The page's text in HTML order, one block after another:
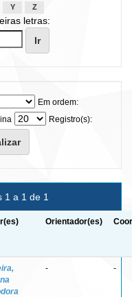
Y Z
letras:
Em ordem:
Registro(s):
1 a 1 de 1
Orientador(es)
- -